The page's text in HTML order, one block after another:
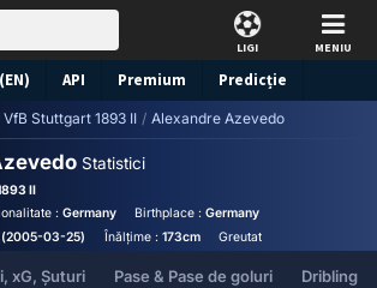
LIGI MENIU
API Premium Predicție
VfB Stuttgart 1893 II / Alexandre Azevedo
Statistici
II
: Germany Birthplace :Germany - Germany
(2005-03-25) Înălțime : 173cm Greutate :
xG, Șuturi Pase & Pase de goluri Dribling